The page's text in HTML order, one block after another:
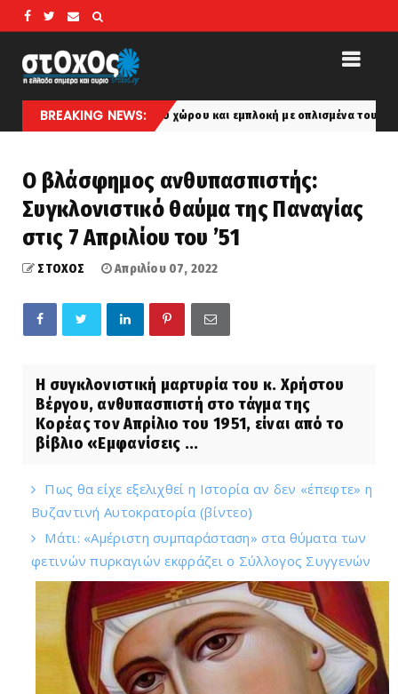
BREAKING NEWS:
εναέριου χώρου και εμπλοκή με οπλισμένα τουρκικά F-16 πάνω από
Ο βλάσφημος ανθυπασπιστής:
Συγκλονιστικό θαύμα της Παναγίας
στις 7 Απριλίου του ’51
ΣΤΟΧΟΣ Απριλίου 07, 2022
Η συγκλονιστική μαρτυρία του κ. Χρήστου
Βέργου, ανθυπασπιστή στο τάγμα της
Κορέας τον Απρίλιο του 1951, είναι από το
βίβλιο «Εμφανίσεις ...
Πως θα είχε εξελιχθεί η Ιστορία αν δεν «έπεφτε» η
Βυζαντινή Αυτοκρατορία (βίντεο)
Μάτι: «Αμέριστη συμπαράσταση» στα θύματα των
φετινών πυρκαγιών εκφράζει ο Σύλλογος Συγγενών